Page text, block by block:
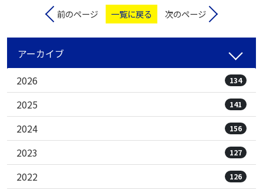
前のページ 一覧に戻る 次のページ
アーカイブ
2026
134
2025 141
2024 156
2023 127
2022 126